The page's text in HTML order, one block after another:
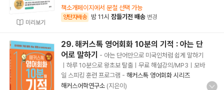
미리보기
책소개페이지에서 분철 선택 가능
양탄자배송 밤 11시 잠들기전 배송 변경
29. 해커스톡 영어회화 10분의 기적 : 아는 단
어로 말하기
- 아는 단어만으로 미국인처럼 쉽게 말하기
ㅣ하루 10분으로 왕초보 탈출ㅣ무료 해설강의/MP3ㅣ모바
일 스피킹 훈련 프로그램 - 해커스톡 영어회화 시리즈
해커스어학연구소 (지은이)